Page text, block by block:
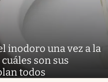
inodoro una vez a la
son sus
todos